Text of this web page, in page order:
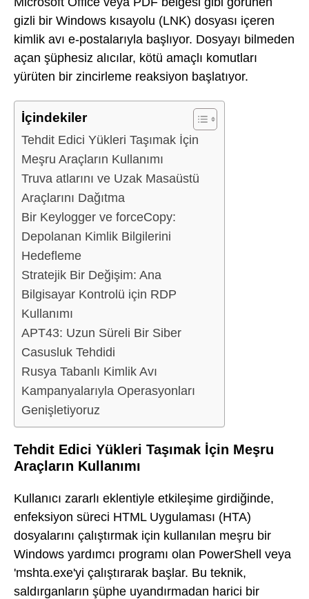
gizli bir Windows kısayolu (LNK) dosyası içeren
kimlik avı e-postalarıyla başlıyor. Dosyayı bilmeden
açan şüphesiz alıcılar, kötü amaçlı komutları
yürüten bir zincirleme reaksiyon başlatıyor.
İçindekiler
Tehdit Edici Yükleri Taşımak İçin
Meşru Araçların Kullanımı
Truva atlarını ve Uzak Masaüstü
Araçlarını Dağıtma
Bir Keylogger ve forceCopy:
Depolanan Kimlik Bilgilerini
Hedefleme
Stratejik Bir Değişim: Ana
Bilgisayar Kontrolü için RDP
Kullanımı
APT43: Uzun Süreli Bir Siber
Casusluk Tehdidi
Rusya Tabanlı Kimlik Avı
Kampanyalarıyla Operasyonları
Genişletiyoruz
Tehdit Edici Yükleri Taşımak İçin Meşru
Araçların Kullanımı
Kullanıcı zararlı eklentiyle etkileşime girdiğinde,
enfeksiyon süreci HTML Uygulaması (HTA)
dosyalarını çalıştırmak için kullanılan meşru bir
Windows yardımcı programı olan PowerShell veya
'mshta.exe'yi çalıştırarak başlar. Bu teknik,
saldırganların şüphe uyandırmadan harici bir